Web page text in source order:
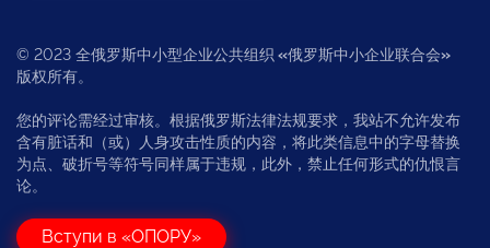
© 2023 全俄罗斯中小型企业公共组织 «俄罗斯中小企业联合会»
版权所有。
您的评论需经过审核。根据俄罗斯法律法规要求，我站不允许发布
含有脏话和（或）人身攻击性质的内容，将此类信息中的字母替换
为点、破折号等符号同样属于违规，此外，禁止任何形式的仇恨言
论。
Вступи в «ОПОРУ»